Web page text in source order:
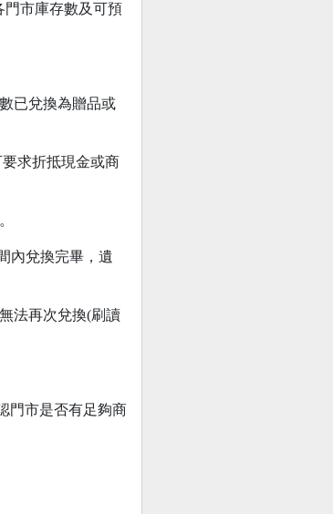
門市庫存數及可預
已兌換為贈品或
求折抵現金或商
內兌換完畢，遺
法再次兌換(刷讀
門市是否有足夠商